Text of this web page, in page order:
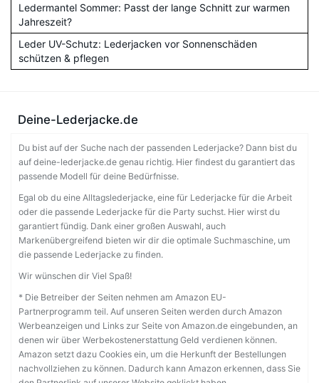
Ledermantel Sommer: Passt der lange Schnitt zur warmen
Jahreszeit?
Leder UV-Schutz: Lederjacken vor Sonnenschäden
schützen & pflegen
Deine-Lederjacke.de
Du bist auf der Suche nach der passenden Lederjacke? Dann bist du
auf deine-lederjacke.de genau richtig. Hier findest du garantiert das
passende Modell für deine Bedürfnisse.
Egal ob du eine Alltagslederjacke, eine für Lederjacke für die Arbeit
oder die passende Lederjacke für die Party suchst. Hier wirst du
garantiert fündig. Dank einer großen Auswahl, auch
Markenübergreifend bieten wir dir die optimale Suchmaschine, um
die passende Lederjacke zu finden.
Wir wünschen dir Viel Spaß!
* Die Betreiber der Seiten nehmen am Amazon EU-
Partnerprogramm teil. Auf unseren Seiten werden durch Amazon
Werbeanzeigen und Links zur Seite von Amazon.de eingebunden, an
denen wir über Werbekostenerstattung Geld verdienen können.
Amazon setzt dazu Cookies ein, um die Herkunft der Bestellungen
nachvollziehen zu können. Dadurch kann Amazon erkennen, dass Sie